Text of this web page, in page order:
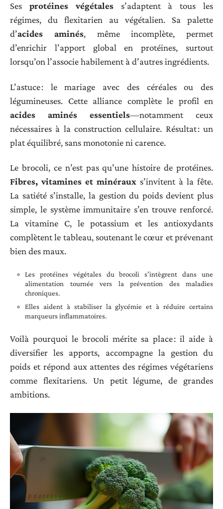
Ses protéines végétaless’adaptent à tous les
régimes, du flexitarien au végétalien. Sa palette
d’acides aminés, même incomplète, permet
d’enrichir l’apport global en protéines, surtout
lorsqu’on l’associe habilement à d’autres ingrédients.
L’astuce : le mariage avec des céréales ou des
légumineuses. Cette alliance complète le profil en
acides aminés essentiels—notamment ceux
nécessaires à la construction cellulaire. Résultat : un
plat équilibré, sans monotonie ni carence.
Le brocoli, ce n’est pas qu’une histoire de protéines.
Fibres, vitamines et minéraux s’invitent à la fête.
La satiété s’installe, la gestion du poids devient plus
simple, le système immunitaire s’en trouve renforcé.
La vitamine C, le potassium et les antioxydants
complètent le tableau, soutenant le cœur et prévenant
bien des maux.
Les protéines végétales du brocoli s’intègrent dans une
alimentation tournée vers la prévention des maladies
chroniques.
Elles aident à stabiliser la glycémie et à réduire certains
marqueurs inflammatoires.
Voilà pourquoi le brocoli mérite sa place : il aide à
diversifier les apports, accompagne la gestion du
poids et répond aux attentes des régimes végétariens
comme flexitariens. Un petit légume, de grandes
ambitions.